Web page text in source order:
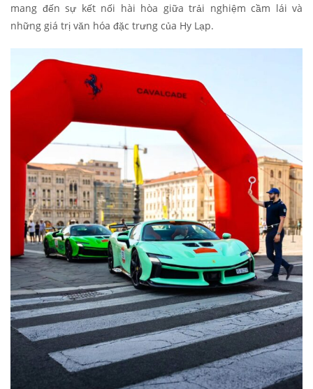
mang đến sự kết nối hài hòa giữa trải nghiệm cầm lái và
những giá trị văn hóa đặc trưng của Hy Lạp.